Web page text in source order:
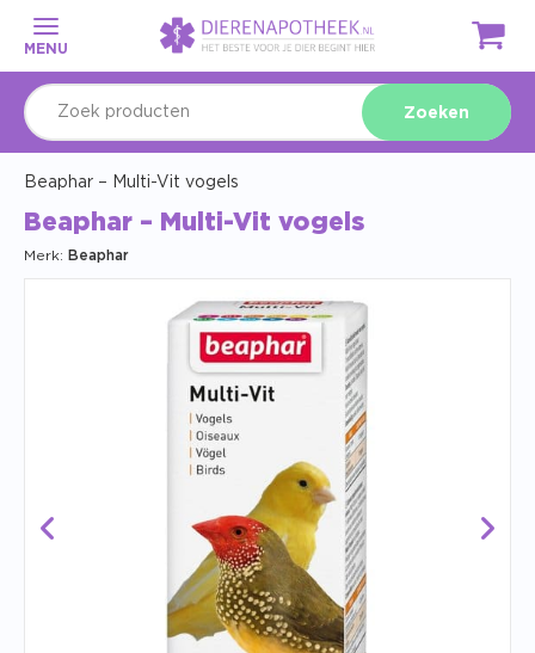
MENU
Zoeken
Beaphar – Multi-Vit vogels
Beaphar – Multi-Vit vogels
Merk: Beaphar